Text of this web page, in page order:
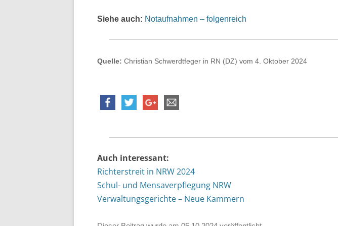
Siehe auch: Notaufnahmen – folgenreich
Quelle: Christian Schwerdtfeger in RN (DZ) vom 4. Oktober 2024
Auch interessant:
Richterstreit in NRW 2024
Schul- und Mensaverpflegung NRW
Verwaltungsgerichte – Neue Kammern